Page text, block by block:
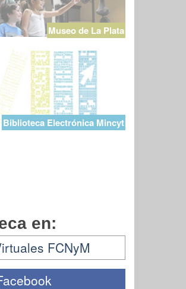
Museo de La Plata
Biblioteca Electrónica Mincyt
en:
FCNyM